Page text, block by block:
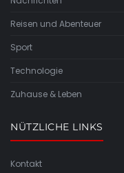
Reisen und Abenteuer
Sport
Technologie
Zuhause & Leben
NÜTZLICHE LINKS
Kontakt